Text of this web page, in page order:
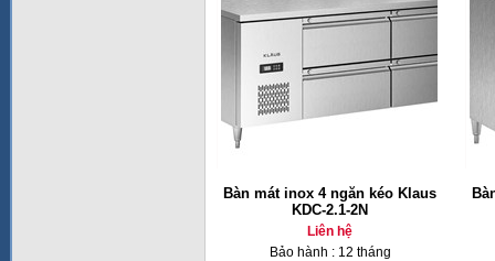
Bàn mát inox 4 ngăn kéo Klaus
KDC-2.1-2N
Liên hệ
Bảo hành : 12 tháng